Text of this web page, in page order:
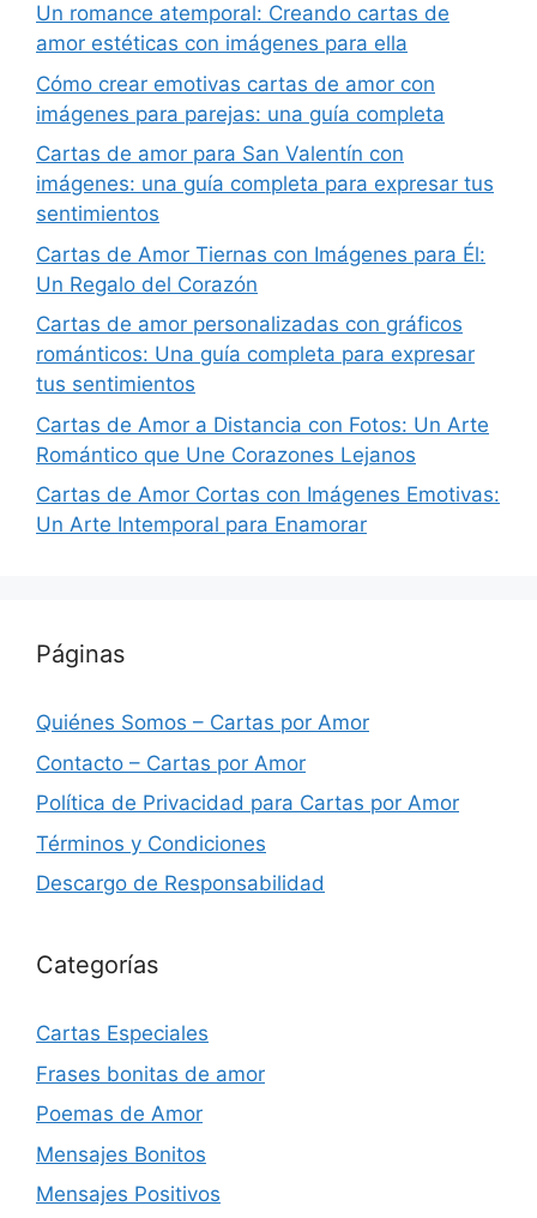
Un romance atemporal: Creando cartas de
amor estéticas con imágenes para ella
Cómo crear emotivas cartas de amor con
imágenes para parejas: una guía completa
Cartas de amor para San Valentín con
imágenes: una guía completa para expresar tus
sentimientos
Cartas de Amor Tiernas con Imágenes para Él:
Un Regalo del Corazón
Cartas de amor personalizadas con gráficos
románticos: Una guía completa para expresar
tus sentimientos
Cartas de Amor a Distancia con Fotos: Un Arte
Romántico que Une Corazones Lejanos
Cartas de Amor Cortas con Imágenes Emotivas:
Un Arte Intemporal para Enamorar
Páginas
Quiénes Somos – Cartas por Amor
Contacto – Cartas por Amor
Política de Privacidad para Cartas por Amor
Términos y Condiciones
Descargo de Responsabilidad
Categorías
Cartas Especiales
Frases bonitas de amor
Poemas de Amor
Mensajes Bonitos
Mensajes Positivos